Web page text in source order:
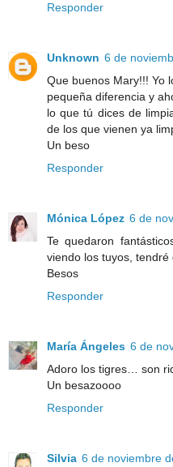
Responder
Unknown 6 de
Que buenos Mary!!! Yo
pequeña diferencia y
lo que tú dices de
de los que vienen ya
Un beso
Responder
Mónica López 6 de
Te quedaron
viendo los tuyos,
Besos
Responder
María Ángeles 6 de
Adoro los tigres… son
Un besazoooo
Responder
Silvia 6 de noviembre